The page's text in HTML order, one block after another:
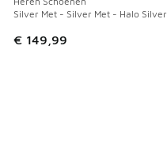
Silver Met - Silver Met - Halo Silver
€ 149,99